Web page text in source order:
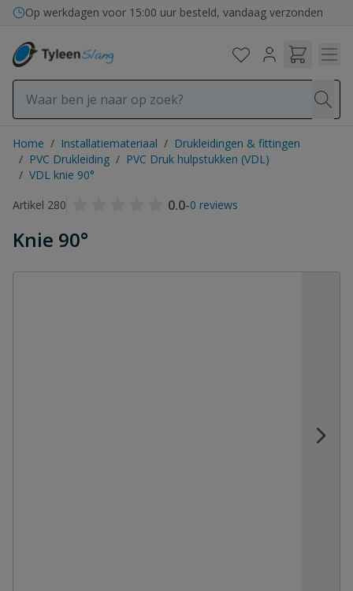
Ga naar de inhoud
Op werkdagen voor 15:00 uur besteld, vandaag verzonden
Home / Installatiemateriaal / Drukleidingen & fittingen
/ PVC Drukleiding / PVC Druk hulpstukken (VDL)
/ VDL knie 90°
Artikel 280
0.0-0 reviews
Knie 90°